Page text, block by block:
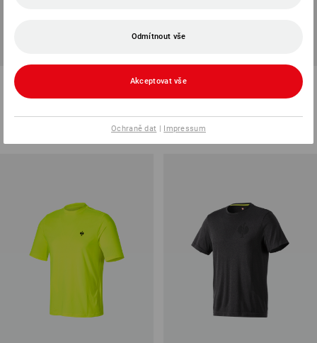
e.s. Tričko cotton stretch Layer
od 389,62 Kč
Tričko e.s.concrete
od 454,96 Kč
(vč. DPH) od 10 ks
Odmítnout vše
Akceptovat vše
Ochraně dat | Impressum